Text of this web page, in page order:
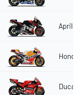
Aprilia
Honda